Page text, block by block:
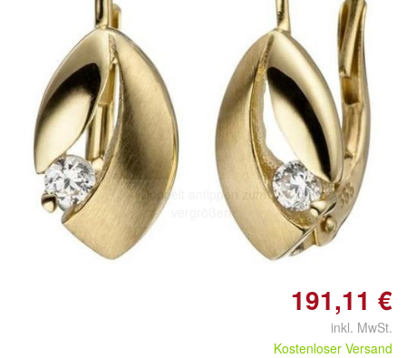
Doppelt antippen zum
vergrößern
191,11 €
inkl. MwSt.
Kostenloser Versand